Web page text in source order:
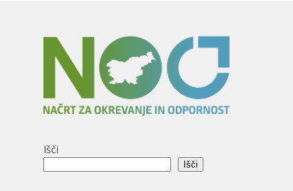
Išči
Išči